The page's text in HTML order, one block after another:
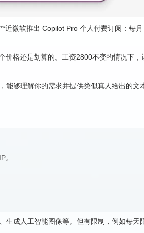
近微软推出 Copilot Pro 个人付费订阅：每
格还是划算的。工资2800不变的情况下
够理解你的需求并提供类似真人给出的文
。
成人工智能图像等。但有限制，例如每天